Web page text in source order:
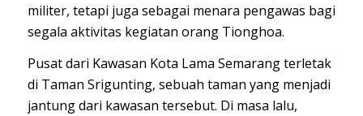
militer, tetapi juga sebagai menara pengawas bagi
segala aktivitas kegiatan orang Tionghoa.
Pusat dari Kawasan Kota Lama Semarang terletak
di Taman Srigunting, sebuah taman yang menjadi
jantung dari kawasan tersebut. Di masa lalu,